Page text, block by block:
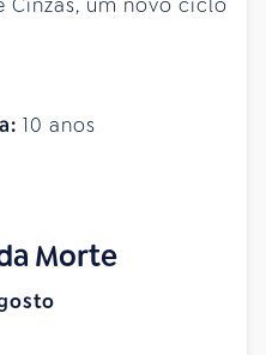
10 anos
Morte